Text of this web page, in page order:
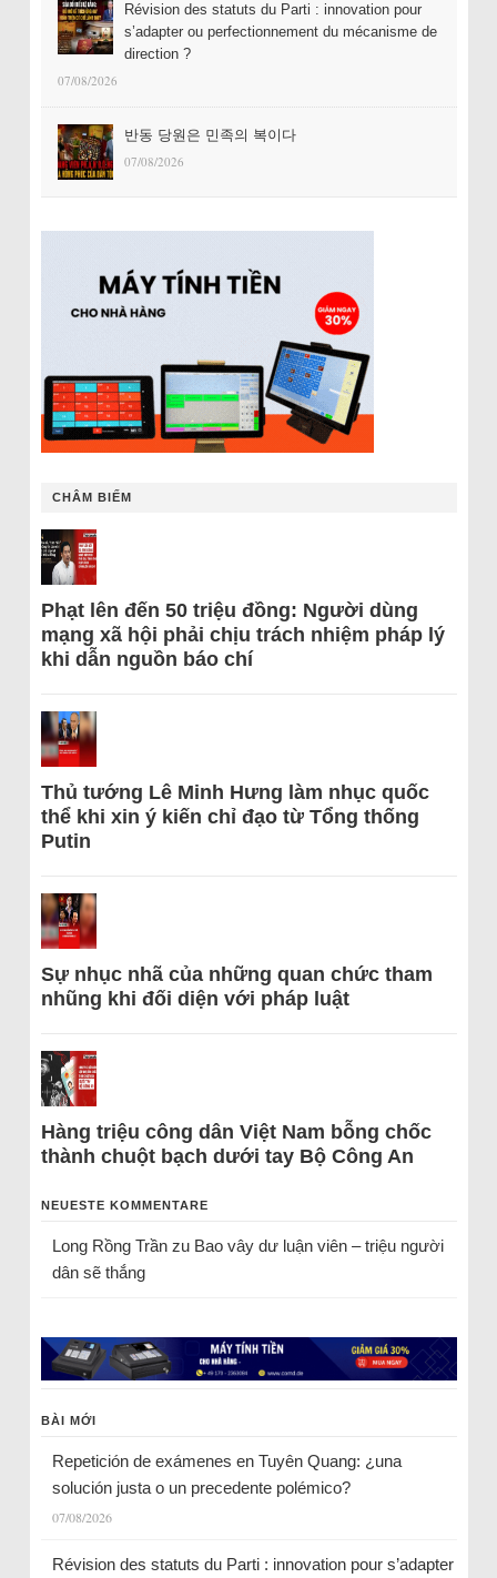
Révision des statuts du Parti : innovation pour
s’adapter ou perfectionnement du mécanisme de
direction ?
07/08/2026
반동 당원은 민족의 복이다
07/08/2026
CHÂM BIẾM
Phạt lên đến 50 triệu đồng: Người dùng
mạng xã hội phải chịu trách nhiệm pháp lý
khi dẫn nguồn báo chí
Thủ tướng Lê Minh Hưng làm nhục quốc
thể khi xin ý kiến chỉ đạo từ Tổng thống
Putin
Sự nhục nhã của những quan chức tham
nhũng khi đối diện với pháp luật
Hàng triệu công dân Việt Nam bỗng chốc
thành chuột bạch dưới tay Bộ Công An
NEUESTE KOMMENTARE
Long Rồng Trầnzu Bao vây dư luận viên – triệu người
dân sẽ thắng
BÀI MỚI
Repetición de exámenes en Tuyên Quang: ¿una
solución justa o un precedente polémico?
07/08/2026
Révision des statuts du Parti : innovation pour s’adapter